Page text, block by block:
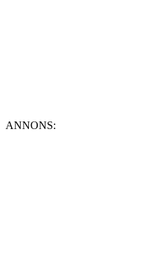
ANNONS: